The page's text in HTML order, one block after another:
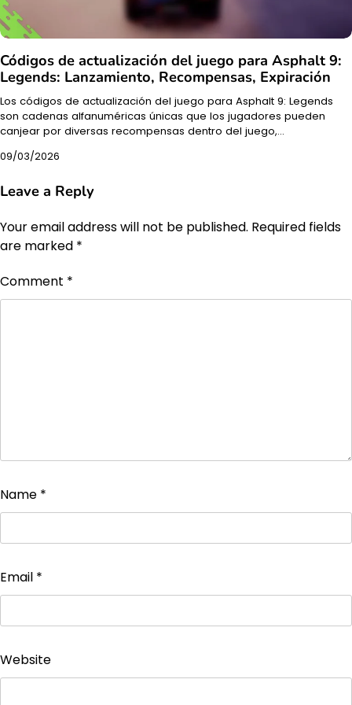
Códigos de actualización del juego para Asphalt 9:
Legends: Lanzamiento, Recompensas, Expiración
Los códigos de actualización del juego para Asphalt 9: Legends
son cadenas alfanuméricas únicas que los jugadores pueden
canjear por diversas recompensas dentro del juego,…
09/03/2026
Leave a Reply
Your email address will not be published. Required fields
are marked *
Comment *
Name *
Email *
Website